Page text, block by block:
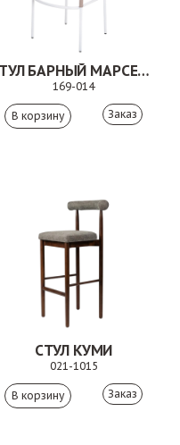
СТУЛ БАРНЫЙ МАРСЕЛЬ БЕЖЕВЫЙ
169-014
Заказ
СТУЛ КУМИ
021-1015
Заказ